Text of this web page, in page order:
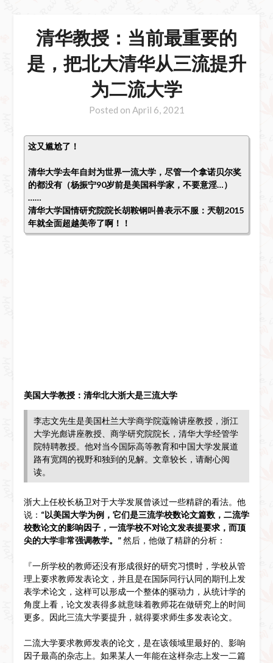
清华教授：当前最重要的
是，把北大清华从三流提升
为二流大学
Posted on April 6, 2021
这又尴尬了！
清华大学去年自封为世界一流大学，尽管一个拿诺贝尔奖
的都没有（杨振宁90岁前是美国科学家，不要意淫…）
……
清华大学国情研究院院长胡鞍钢叫兽表示不服：兲朝2015
年就全面超越美帝了啊！！
美国大学教授： 清华北大浙大是三流大学
李志文先生是美国杜兰大学商学院蔻翰讲座教授，浙江
大学光彪讲座教授、商学研究院院长，清华大学经管学
院特聘教授。他对当今国际高等教育和中国大学发展道
路有宽阔的视野和独到的见解。文章较长，请耐心阅
读。
浙大上任校长杨卫对于大学发展曾谈过一些精辟的看法。他
说： “以美国大学为例，它们是三流学校数论文篇数，二流学
校数论文的影响因子，一流学校不对论文发表提要求，而顶
尖的大学非常强调教学。 ”然后，他做了精辟的分析：
『一所学校的教师还没有形成很好的研究习惯时，学校从管
理上要求教师发表论文，并且是在国际同行认同的期刊上发
表学术论文，这样可以形成一个整体的驱动力，从统计学的
角度上看，论文发表得多就意味着教师花在做研究上的时间
更多。因此三流大学要提升，就得要求师生多发表论文。
二流大学要求教师发表的论文，是在该领域里最好的、影响
因子最高的杂志上。如果某人一年能在这样杂志上发一二篇